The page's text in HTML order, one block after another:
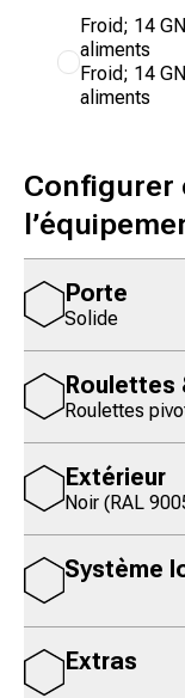
Froid; 14
aliments
Froid; 14
aliments
Configurer
Porte
Solide
Roulettes
Roulettes
Extérieur
Noir (RAL
Système
Extras